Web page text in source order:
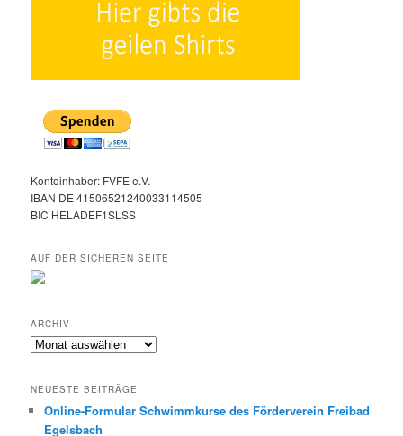
Kontoinhaber: FVFE e.V.
IBAN DE 41506521240033114505
BIC HELADEF1SLSS
AUF DER SICHEREN SEITE
ARCHIV
Archiv
NEUESTE BEITRÄGE
Online-Formular Schwimmkurse des Förderverein Freibad
Egelsbach